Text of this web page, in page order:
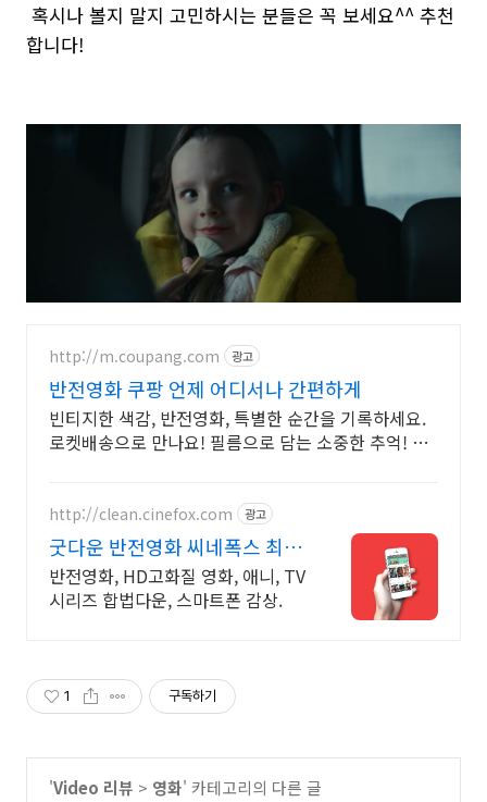
혹시나 볼지 말지 고민하시는 분들은 꼭 보세요^^ 추천
합니다!
http://m.coupang.com 광고
반전영화 쿠팡 언제 어디서나 간편하게
빈티지한 색감, 반전영화, 특별한 순간을 기록하세요.
로켓배송으로 만나요! 필름으로 담는 소중한 추억! 오
http://clean.cinefox.com 광고
굿다운 반전영화 씨네폭스 최대
3만원+10%추가적립
반전영화, HD고화질 영화, 애니, TV
시리즈 합법다운, 스마트폰 감상.
1 구독하기
'Video 리뷰 > 영화' 카테고리의 다른 글